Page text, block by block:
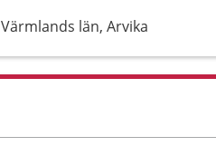
Värmlands län, Arvika